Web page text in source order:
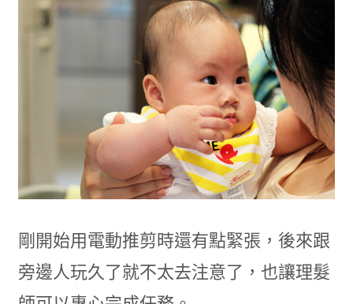
剛開始用電動推剪時還有點緊張，後來跟
旁邊人玩久了就不太去注意了，也讓理髮